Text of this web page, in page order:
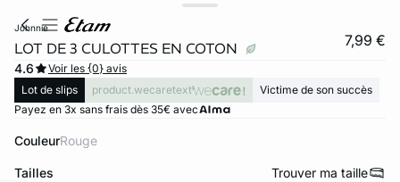
johnnie
LOT DE 3 CULOTTES EN COTON 7,99 €
4.6
Voir les {0} avis
Lot de slips
product.wecaretext
Victime de son succès
Payez en 3x sans frais dès 35€ avec
Couleur rouge
Tailles Trouver ma taille